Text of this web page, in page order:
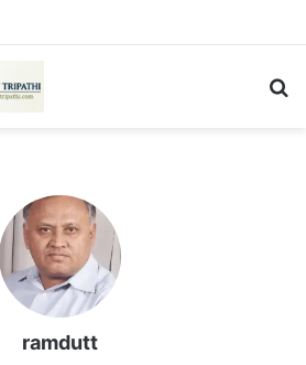
ramdutt